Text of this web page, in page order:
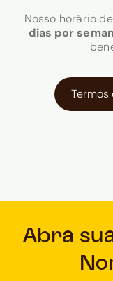
Nosso horário
dias por
Termos
Abra